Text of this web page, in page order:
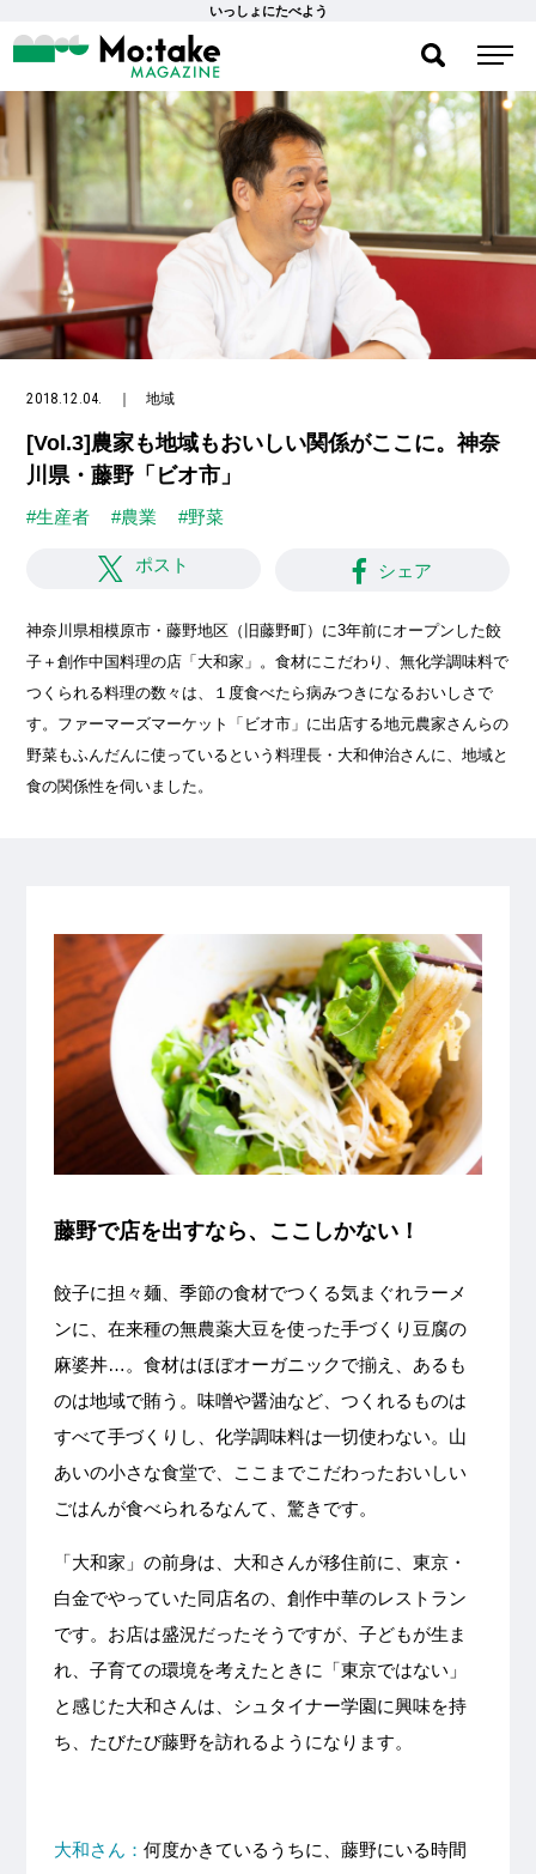
いっしょにたべよう
2018.12.04. ｜地域
[Vol.3]農家も地域もおいしい関係がここに。神奈
川県・藤野「ビオ市」
#生産者 #農業 #野菜
ポスト シェア
神奈川県相模原市・藤野地区（旧藤野町）に3年前にオープンした餃
子＋創作中国料理の店「大和家」。食材にこだわり、無化学調味料で
つくられる料理の数々は、１度食べたら病みつきになるおいしさで
す。ファーマーズマーケット「ビオ市」に出店する地元農家さんらの
野菜もふんだんに使っているという料理長・大和伸治さんに、地域と
食の関係性を伺いました。
藤野で店を出すなら、ここしかない！
餃子に担々麺、季節の食材でつくる気まぐれラーメ
ンに、在来種の無農薬大豆を使った手づくり豆腐の
麻婆丼…。食材はほぼオーガニックで揃え、あるも
のは地域で賄う。味噌や醤油など、つくれるものは
すべて手づくりし、化学調味料は一切使わない。山
あいの小さな食堂で、ここまでこだわったおいしい
ごはんが食べられるなんて、驚きです。
「大和家」の前身は、大和さんが移住前に、東京・
白金でやっていた同店名の、創作中華のレストラン
です。お店は盛況だったそうですが、子どもが生ま
れ、子育ての環境を考えたときに「東京ではない」
と感じた大和さんは、シュタイナー学園に興味を持
ち、たびたび藤野を訪れるようになります。
大和さん： 何度かきているうちに、藤野にいる時間